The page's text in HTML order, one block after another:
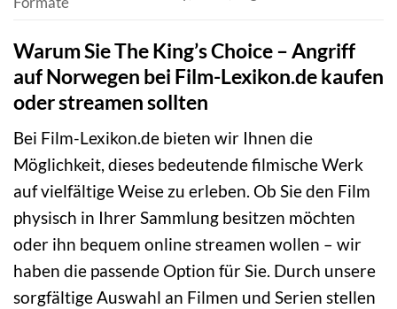
Warum Sie The King’s Choice – Angriff
auf Norwegen bei Film-Lexikon.de kaufen
oder streamen sollten
Bei Film-Lexikon.de bieten wir Ihnen die
Möglichkeit, dieses bedeutende filmische Werk
auf vielfältige Weise zu erleben. Ob Sie den Film
physisch in Ihrer Sammlung besitzen möchten
oder ihn bequem online streamen wollen – wir
haben die passende Option für Sie. Durch unsere
sorgfältige Auswahl an Filmen und Serien stellen